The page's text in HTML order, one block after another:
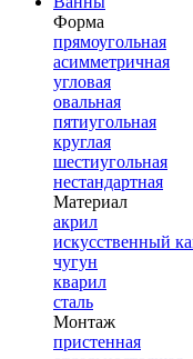
Форма
прямоугольная
асимметричная
угловая
овальная
пятиугольная
круглая
шестиугольная
нестандартная
Материал
акрил
искусственный
чугун
кварил
сталь
Монтаж
пристенная